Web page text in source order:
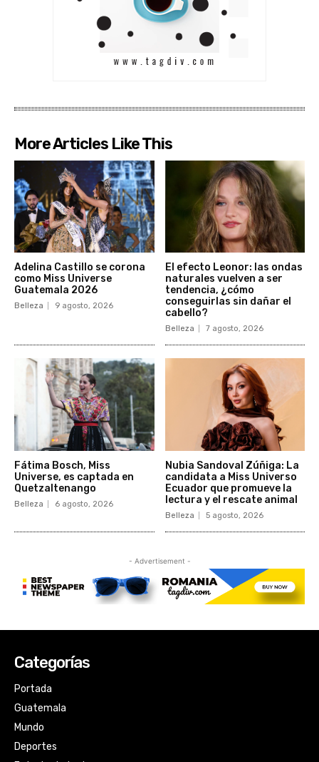
Categorías
Portada
Guatemala
Mundo
Deportes